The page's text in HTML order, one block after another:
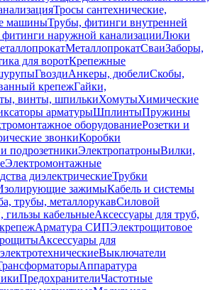
Тросы сантехнические,
машиныТрубы, фитинги внутренней
наружной канализацииЛюки
МеталлопрокатСваиЗаборы,
для воротКрепежные
ГвоздиАнкеры, дюбелиСкобы,
крепежГайки,
винты, шпилькиХомутыХимические
арматурыШплинтыПружины
оборудованиеРозетки и
звонкиКоробки
подрозетникиЭлектропатроныВилки,
Электромонтажные
диэлектрическиеТрубки
зажимыКабель и системы
трубы, металлорукавСиловой
гильзы кабельныеАксессуары для труб,
Арматура СИПЭлектрощитовое
Аксессуары для
Выключатели
Аппаратура
ПредохранителиЧастотные